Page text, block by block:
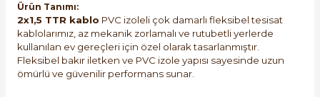
Ürün Tanımı:
2x1,5 TTR kablo PVC izoleli çok damarlı fleksibel tesisat
kablolarımız, az mekanik zorlamalı ve rutubetli yerlerde
kullanılan ev gereçleri için özel olarak tasarlanmıştır.
Fleksibel bakır iletken ve PVC izole yapısı sayesinde uzun
ömürlü ve güvenilir performans sunar.